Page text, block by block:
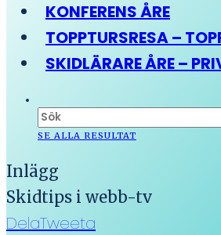
KONFERENS ÅRE
TOPPTURSRESA –
SKIDLÄRARE ÅRE –
SE ALLA RESULTAT
Inlägg
Skidtips i webb-tv
DelaTweeta